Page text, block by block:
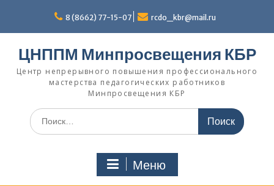
содержимому
8 (8662) 77-15-07 rcdo_kbr@mail.ru
ЦНППМ Минпросвещения КБР
Центр непрерывного повышения профессионального
мастерства педагогических работников
Минпросвещения КБР
Искать:
Меню